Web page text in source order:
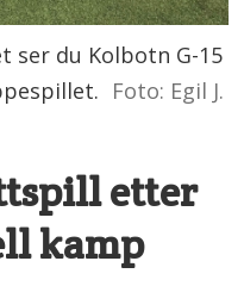
ser du Kolbotn G-15
Foto: Egil J.
etter
kamp